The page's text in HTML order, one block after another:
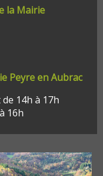
la Mairie
Peyre en Aubrac
14h à 17h
16h